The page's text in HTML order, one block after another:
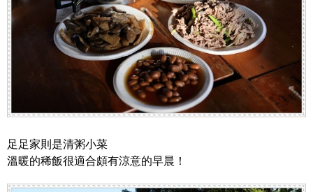
足足家則是清粥小菜
溫暖的稀飯很適合頗有涼意的早晨！